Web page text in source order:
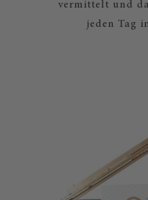
vermittelt und
jeden Tag